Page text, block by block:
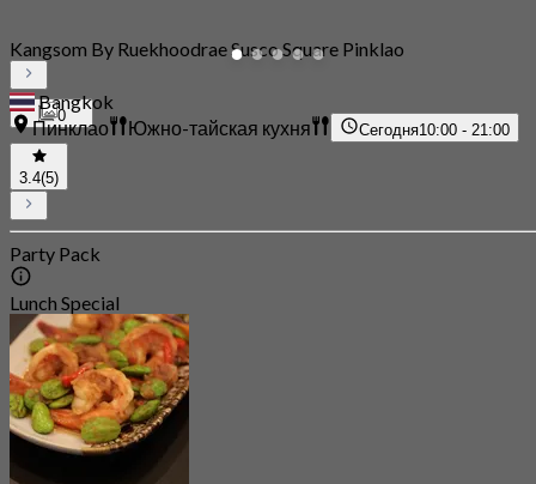
0
Kangsom By Ruekhoodrae Susco Square Pinklao
Bangkok
Пинклао
Южно-тайская кухня Сегодня10:00 - 21:00
3.4(5)
Party Pack
Lunch Special